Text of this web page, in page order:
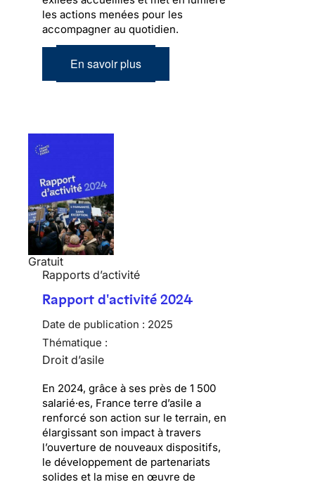
les actions menées pour les
accompagner au quotidien.
En savoir plus
Gratuit
Rapports d’activité
Rapport d'activité 2024
Date de publication : 2025
Thématique :
Droit d’asile
En 2024, grâce à ses près de 1 500
salarié·es, France terre d’asile a
renforcé son action sur le terrain, en
élargissant son impact à travers
l’ouverture de nouveaux dispositifs,
le développement de partenariats
solides et la mise en œuvre de